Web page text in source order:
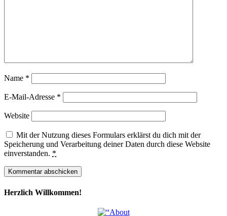
Name *
E-Mail-Adresse *
Website
Mit der Nutzung dieses Formulars erklärst du dich mit der
Speicherung und Verarbeitung deiner Daten durch diese Website
einverstanden. *
Herzlich Willkommen!